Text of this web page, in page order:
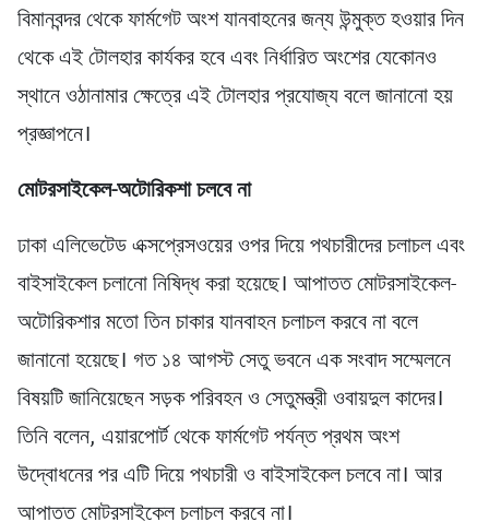
বিমানবন্দর থেকে ফার্মগেট অংশ যানবাহনের জন্য উন্মুক্ত হওয়ার দিন
থেকে এই টোলহার কার্যকর হবে এবং নির্ধারিত অংশের যেকোনও
স্থানে ওঠানামার ক্ষেত্রে এই টোলহার প্রযোজ্য বলে জানানো হয়
প্রজ্ঞাপনে।
মোটরসাইকেল-অটোরিকশা চলবে না
ঢাকা এলিভেটেড এক্সপ্রেসওয়ের ওপর দিয়ে পথচারীদের চলাচল এবং
বাইসাইকেল চলানো নিষিদ্ধ করা হয়েছে। আপাতত মোটরসাইকেল-
অটোরিকশার মতো তিন চাকার যানবাহন চলাচল করবে না বলে
জানানো হয়েছে। গত ১৪ আগস্ট সেতু ভবনে এক সংবাদ সম্মেলনে
বিষয়টি জানিয়েছেন সড়ক পরিবহন ও সেতুমন্ত্রী ওবায়দুল কাদের।
তিনি বলেন, এয়ারপোর্ট থেকে ফার্মগেট পর্যন্ত প্রথম অংশ
উদ্বোধনের পর এটি দিয়ে পথচারী ও বাইসাইকেল চলবে না। আর